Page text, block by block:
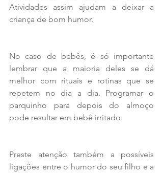
Atividades assim ajudam a deixar a
criança de bom humor.
No caso de bebês, é só importante
lembrar que a maioria deles se dá
melhor com rituais e rotinas que se
repetem no dia a dia. Programar o
parquinho para depois do almoço
pode resultar em bebê irritado.
Preste atenção também a possíveis
ligações entre o humor do seu filho e a